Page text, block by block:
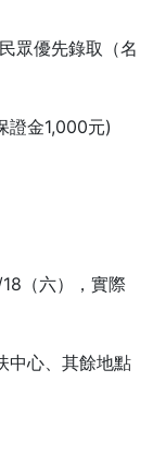
眾優先錄取（名
證金1,000元)
（六），實際
心、其餘地點